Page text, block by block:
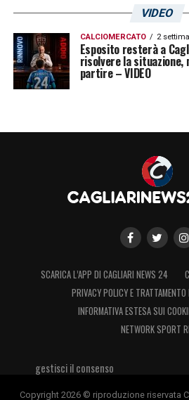
VIDEO
CALCIOMERCATO 2
Esposito resterà a
risolvere la situazione,
partire – VIDEO
SCARICA L’APP DI CAGLIARI NEWS 24
PRIVACY POLICY E
INFORMATIVA ESTESA SUI
NETWORK SPORT
gestisci il consenso
Copyright 2026 © riproduzione riservata